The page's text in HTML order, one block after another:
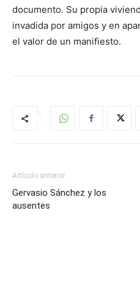
documento. Su propia
invadida por amigos y en
el valor de un manifiesto.
Artículo anterior
Gervasio Sánchez y los
ausentes